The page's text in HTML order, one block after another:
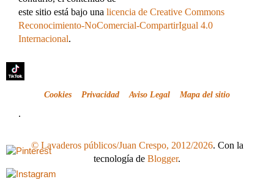
este sitio está bajo una licencia de Creative Commons
Reconocimiento-NoComercial-CompartirIgual 4.0
Internacional.
Cookies Privacidad Aviso Legal Mapa del sitio
.
© Lavaderos públicos/Juan Crespo, 2012/2026. Con la
tecnología de Blogger.